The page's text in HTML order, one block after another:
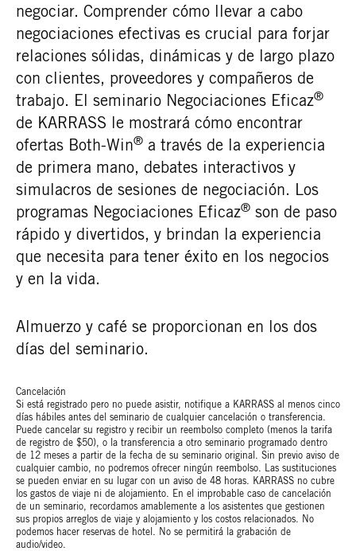
negociar. Comprender cómo llevar a cabo
negociaciones efectivas es crucial para forjar
relaciones sólidas, dinámicas y de largo plazo
con clientes, proveedores y compañeros de
trabajo. El seminario Negociaciones Eficaz®
de KARRASS le mostrará cómo encontrar
ofertas Both-Win® a través de la experiencia
de primera mano, debates interactivos y
simulacros de sesiones de negociación. Los
programas Negociaciones Eficaz® son de paso
rápido y divertidos, y brindan la experiencia
que necesita para tener éxito en los negocios
y en la vida.
Almuerzo y café se proporcionan en los dos
días del seminario.
Cancelación
Si está registrado pero no puede asistir, notifique a KARRASS al menos cinco
días hábiles antes del seminario de cualquier cancelación o transferencia.
Puede cancelar su registro y recibir un reembolso completo (menos la tarifa
de registro de $50), o la transferencia a otro seminario programado dentro
de 12 meses a partir de la fecha de su seminario original. Sin previo aviso de
cualquier cambio, no podremos ofrecer ningún reembolso. Las sustituciones
se pueden enviar en su lugar con un aviso de 48 horas. KARRASS no cubre
los gastos de viaje ni de alojamiento. En el improbable caso de cancelación
de un seminario, recordamos amablemente a los asistentes que gestionen
sus propios arreglos de viaje y alojamiento y los costos relacionados. No
podemos hacer reservas de hotel. No se permitirá la grabación de
audio/video.